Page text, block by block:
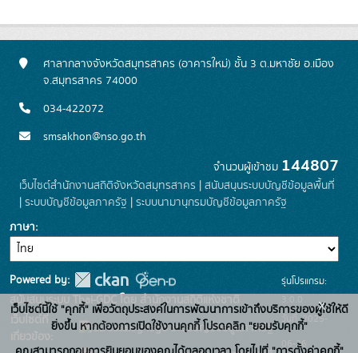
ศาลากลางจังหวัดสมุทรสาคร (อาคารใหม่) ชั้น 3 ต.มหาชัย อ.เมือง
จ.สมุทรสาคร 74000
034-422072
smsakhon@nso.go.th
จำนวนผู้เข้าชม 144807
เว็บไซต์สำนักงานสถิติจังหวัดสมุทรสาคร | สนับสนุนระบบบัญชีข้อมูลพื้นที่
| ระบบบัญชีข้อมูลภาครัฐ | ระบบนามานุกรมบัญชีข้อมูลภาครัฐ
ภาษา
Powered by:
สนับสนุนระบบ Thai-GDC โดย สำนักงานสถิติแห่งชาติ
เว็บไซต์ที่
เกี่ยวข้อง:
ระบบบัญชีข้อมูลภาครัฐ
รุ่นโปรแกรม:
3.0.0
วันที่: 2025-
06-26
เว็บไซต์นี้ใช้ "คุกกี้" เพื่อวัตถุประสงค์ในการพัฒนาการเข้าถึงบริการของผู้ใช้ให้ดี
ยิ่งขึ้น หากต้องการเปิดใช้งานคุกกี้ โปรดคลิก "ยอมรับคุกกี้"
x